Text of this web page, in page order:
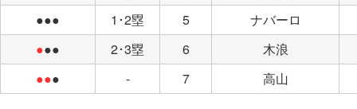
●●●
1･2塁 5
ナバーロ
●●● 2･3塁 6
木浪
●●● - 7 高山